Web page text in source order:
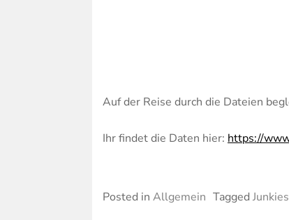
Auf der Reise durch die Dateien
Ihr findet die Daten hier: https://
Posted in Allgemein Tagged Junkies